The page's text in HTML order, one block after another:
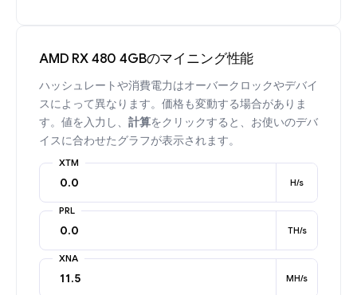
AMD RX 480 4GBのマイニング性能
ハッシュレートや消費電力はオーバークロックやデバイ
スによって異なります。価格も変動する場合がありま
す。値を入力し、 計算をクリックすると、お使いのデバ
イスに合わせたグラフが表示されます。
XTM
H/s
PRL
TH/s
XNA
MH/s